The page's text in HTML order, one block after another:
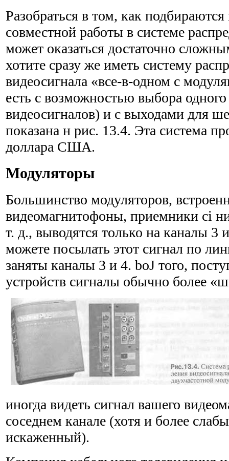
Разобраться в том, как
совместной работы в систе­ме
может оказаться достаточно
хотите сразу же иметь систему
видеосигнала «все-в-одном с
есть с возможностью выбора одного
видеосигналов) и с выходами для
показана н рис. 13.4. Эта система
доллара США.
Модуляторы
Большинство модуляторов,
видеомагнитофоны, приемники ci
т. д., выводятся только на каналы 3
можете посылать этот сигнал по
заняты каналы 3 и 4. boJ того,
устройств сигналы обычно более
иногда видеть сигнал вашего
соседнем канале (хотя и более
искаженный).